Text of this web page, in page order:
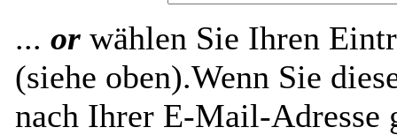
... or wählen Sie Ihren
(siehe oben).Wenn Sie
nach Ihrer E-Mail-Adresse